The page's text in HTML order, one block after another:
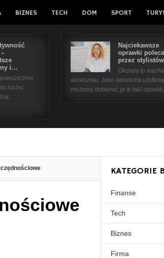
BIZNES TECH DOM SPORT
i…
ruchu.
Najciekawsze
oprawki
przez stylistów
Okulary to
wizerunku. Jako świadomi
możemy dobierać je w taki
KATEGORIE
Finanse
Tech
Biznes
Firma